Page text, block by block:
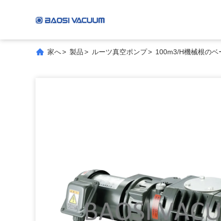
家へ> 製品> ルーツ真空ポンプ> 100m3/H機械根の